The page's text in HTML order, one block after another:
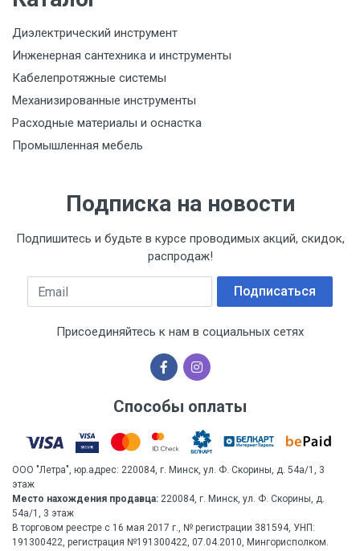
Диэлектрический инструмент
Инженерная сантехника и инструменты
Кабелепротяжные системы
Механизированные инструменты
Расходные материалы и оснастка
Промышленная мебель
Подписка на новости
Подпишитесь и будьте в курсе проводимых акций, скидок,
распродаж!
Email Подписаться
Присоединяйтесь к нам в социальных сетях
Способы оплаты
ООО "Летра", юр.адрес: 220084, г. Минск, ул. Ф. Скорины, д. 54а/1, 3
этаж
Место нахождения продавца: 220084, г. Минск, ул. Ф. Скорины, д.
54а/1, 3 этаж
В торговом реестре с 16 мая 2017 г., № регистрации 381594, УНП:
191300422, регистрация №191300422, 07.04.2010, Мингорисполком.